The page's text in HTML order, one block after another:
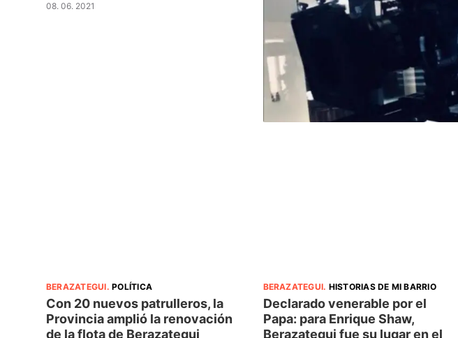
08. 06. 2021
BERAZATEGUI.POLÍTICA
Con 20 nuevos patrulleros, la
Provincia amplió la renovación
de la flota de Berazategui
BERAZATEGUI. HISTORIAS DE MI BARRIO
Declarado venerable por el
Papa: para Enrique Shaw,
Berazategui fue su lugar en el